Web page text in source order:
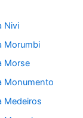
Nivi
Morumbi
Morse
Monumento
Medeiros